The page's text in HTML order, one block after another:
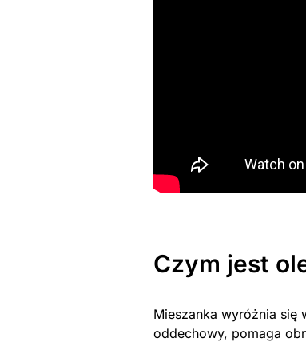
Czym jest
Mieszanka wyróżnia się
oddechowy, pomaga